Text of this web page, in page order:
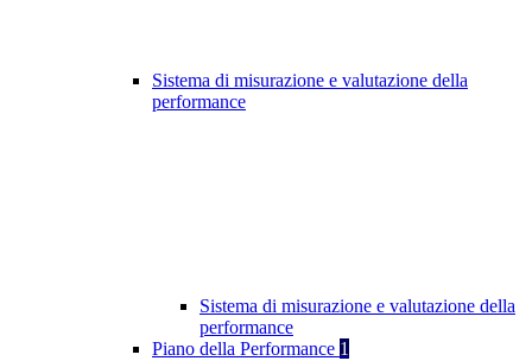
Sistema di misurazione e valutazione della
performance
Sistema di misurazione e valutazione della
performance
Piano della Performance 1